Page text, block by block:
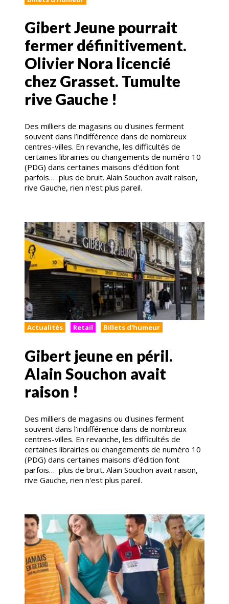
Gibert Jeune pourrait
fermer définitivement.
Olivier Nora licencié
chez Grasset. Tumulte
rive Gauche !
Des milliers de magasins ou d'usines ferment
souvent dans l’indifférence dans de nombreux
centres-villes. En revanche, les difficultés de
certaines librairies ou changements de numéro 10
(PDG) dans certaines maisons d’édition font
parfois… plus de bruit. Alain Souchon avait raison,
rive Gauche, rien n'est plus pareil.
Actualités Retail Billets d'humeur
Gibert jeune en péril.
Alain Souchon avait
raison !
Des milliers de magasins ou d'usines ferment
souvent dans l’indifférence dans de nombreux
centres-villes. En revanche, les difficultés de
certaines librairies ou changements de numéro 10
(PDG) dans certaines maisons d’édition font
parfois… plus de bruit. Alain Souchon avait raison,
rive Gauche, rien n'est plus pareil.